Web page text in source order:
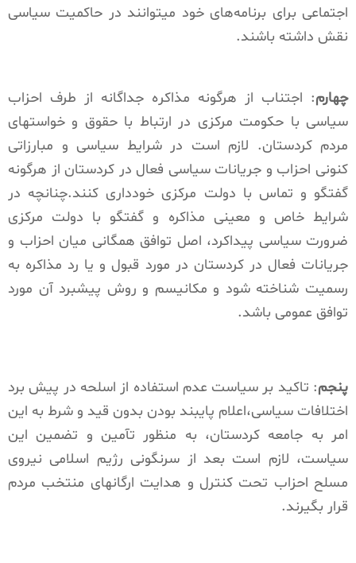
اجتماعی برای برنامەهای خود میتوانند در حاکمیت سیاسی
نقش داشته باشند.
چهارم: اجتناب از هرگونە مذاکرە جداگانە از طرف احزاب
سیاسی با حکومت مرکزی در ارتباط با حقوق و خواستهای
مردم کردستان. لازم است در شرایط سیاسی و مبارزاتی
کنونی احزاب و جریانات سیاسی فعال در کردستان از هرگونە
گفتگو و تماس با دولت مرکزی خودداری کنند.چنانچه در
شرایط خاص و معینی مذاکره و گفتگو با دولت مرکزی
ضرورت سیاسی پیداکرد، اصل توافق همگانی میان احزاب و
جریانات فعال در کردستان در مورد قبول و یا رد مذاکره به
رسمیت شناخته شود و مکانیسم و روش پیشبرد آن مورد
توافق عمومی باشد.
پنجم: تاکید بر سیاست عدم استفاده ‌از اسلحه در پیش برد
اختلافات سیاسی،اعلام پایبند بودن بدون قید و شرط به این
امر به جامعه کردستان، به منظور تآمین و تضمین این
سیاست، لازم است بعد از سرنگونی رژیم اسلامی نیروی
مسلح احزاب تحت کنترل و هدایت ارگانهای منتخب مردم
قرار بگیرند.